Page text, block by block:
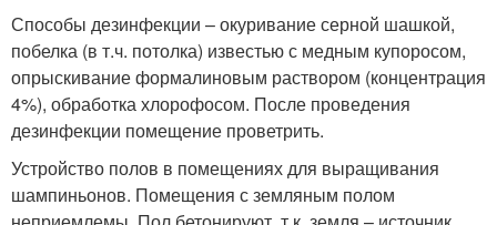
Способы дезинфекции – окуривание серной шашкой,
побелка (в т.ч. потолка) известью с медным купоросом,
опрыскивание формалиновым раствором (концентрация
4%), обработка хлорофосом. После проведения
дезинфекции помещение проветрить.
Устройство полов в помещениях для выращивания
шампиньонов. Помещения с земляным полом